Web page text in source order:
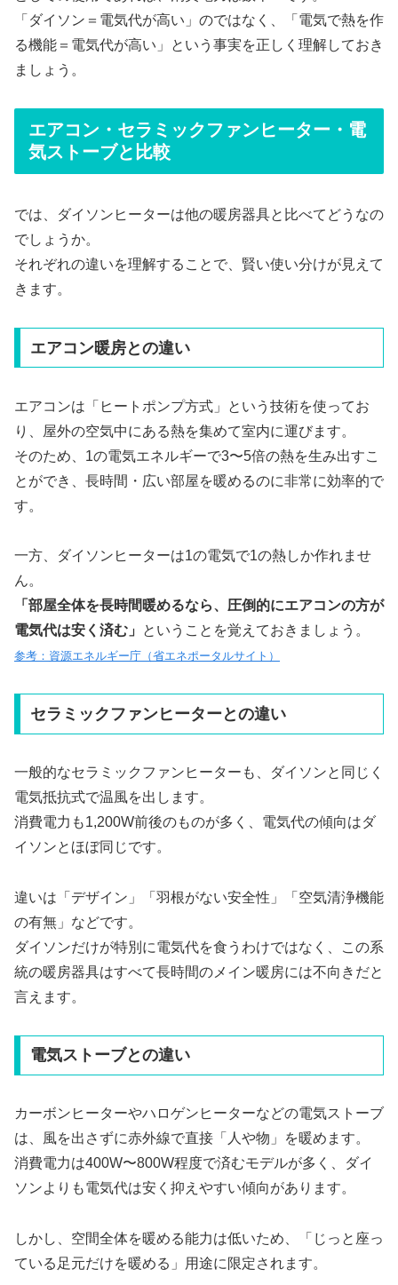
「ダイソン＝電気代が高い」のではなく、「電気で熱を作
る機能＝電気代が高い」という事実を正しく理解しておき
ましょう。
エアコン・セラミックファンヒーター・電
気ストーブと比較
では、ダイソンヒーターは他の暖房器具と比べてどうなの
でしょうか。
それぞれの違いを理解することで、賢い使い分けが見えて
きます。
エアコン暖房との違い
エアコンは「ヒートポンプ方式」という技術を使ってお
り、屋外の空気中にある熱を集めて室内に運びます。
そのため、1の電気エネルギーで3〜5倍の熱を生み出すこ
とができ、長時間・広い部屋を暖めるのに非常に効率的で
す。
一方、ダイソンヒーターは1の電気で1の熱しか作れませ
ん。
「部屋全体を長時間暖めるなら、圧倒的にエアコンの方が
電気代は安く済む」
ということを覚えておきましょう。
参考：資源エネルギー庁（省エネポータルサイト）
セラミックファンヒーターとの違い
一般的なセラミックファンヒーターも、ダイソンと同じく
電気抵抗式で温風を出します。
消費電力も1,200W前後のものが多く、電気代の傾向はダ
イソンとほぼ同じです。
違いは「デザイン」「羽根がない安全性」「空気清浄機能
の有無」などです。
ダイソンだけが特別に電気代を食うわけではなく、この系
統の暖房器具はすべて長時間のメイン暖房には不向きだと
言えます。
電気ストーブとの違い
カーボンヒーターやハロゲンヒーターなどの電気ストーブ
は、風を出さずに赤外線で直接「人や物」を暖めます。
消費電力は400W〜800W程度で済むモデルが多く、ダイ
ソンよりも電気代は安く抑えやすい傾向があります。
しかし、空間全体を暖める能力は低いため、「じっと座っ
ている足元だけを暖める」用途に限定されます。